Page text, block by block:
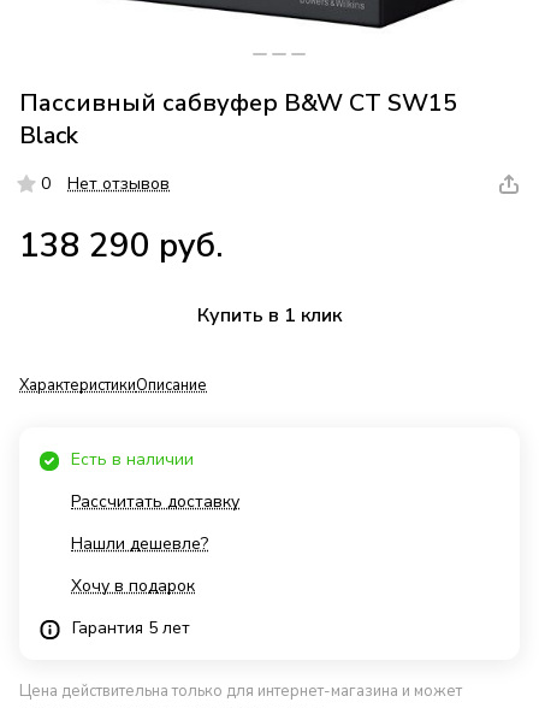
Пассивный сабвуфер B&W CT SW15
Black
0 Нет отзывов
138 290 руб.
Купить в 1 клик
ХарактеристикиОписание
Есть в наличии
Рассчитать доставку
Нашли дешевле?
Хочу в подарок
Гарантия 5 лет
Цена действительна только для интернет-магазина и может